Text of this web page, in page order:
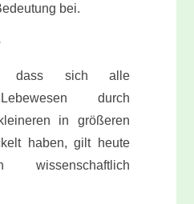
bei.
dass sich alle
durch
in größeren
haben, gilt heute